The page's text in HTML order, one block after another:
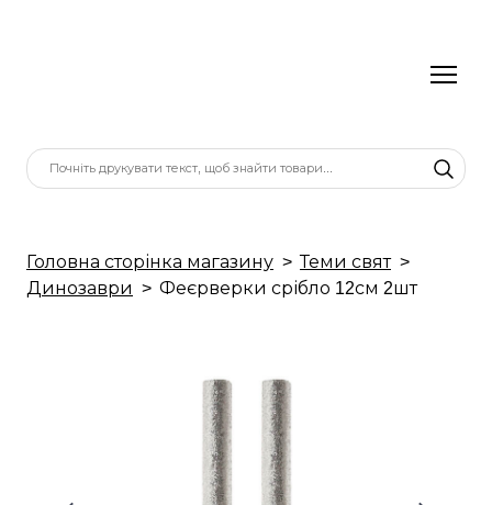
Головна сторінка магазину
Теми свят
Динозаври
Феєрверки срібло 12см 2шт